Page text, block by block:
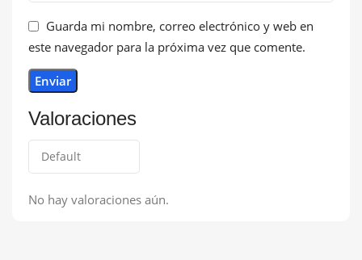
Valoraciones
No hay valoraciones aún.
Guarda mi nombre, correo electrónico y web en
este navegador para la próxima vez que comente.